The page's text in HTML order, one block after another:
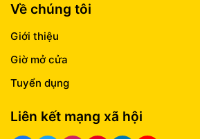
Về chúng tôi
Giới thiệu
Giờ mở cửa
Tuyển dụng
Liên kết mạng xã hội